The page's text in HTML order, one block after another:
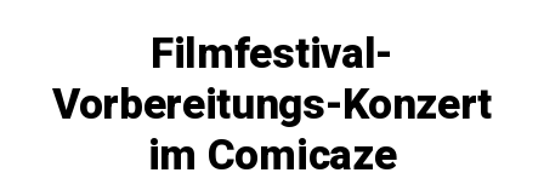
Filmfestival-
Vorbereitungs-Konzert
im Comicaze